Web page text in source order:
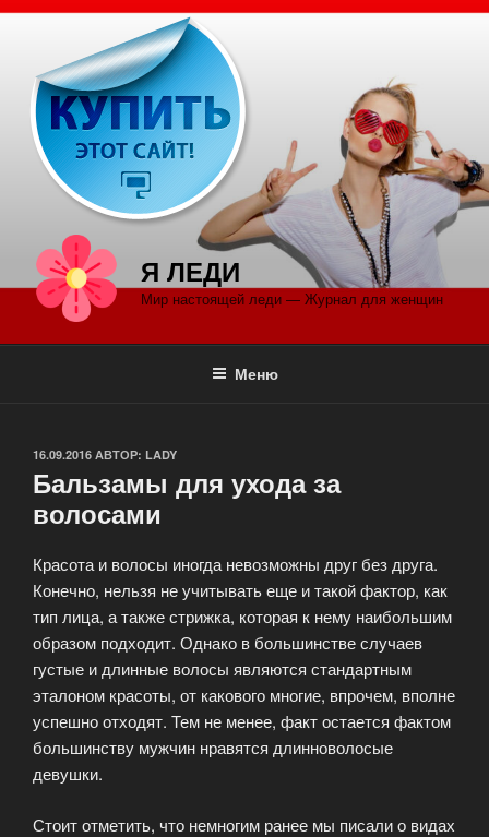
Перейти
содержимому
Я ЛЕДИ
Мир настоящей леди — Журнал для женщин
Меню
ОПУБЛИКОВАНО
16.09.2016 АВТОР: LADY
Бальзамы для ухода за
волосами
Красота и волосы иногда невозможны друг без друга.
Конечно, нельзя не учитывать еще и такой фактор, как
тип лица, а также стрижка, которая к нему наибольшим
образом подходит. Однако в большинстве случаев
густые и длинные волосы являются стандартным
эталоном красоты, от какового многие, впрочем, вполне
успешно отходят. Тем не менее, факт остается фактом
большинству мужчин нравятся длинноволосые
девушки.
Стоит отметить, что немногим ранее мы писали о видах